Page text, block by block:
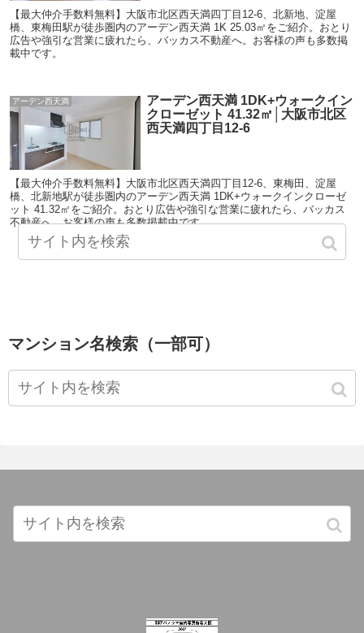
【最大仲介手数料無料】大阪市北区西天満四丁目12-6、北新地、淀屋
橋、東梅田駅が徒歩圏内のアーデン西天満 1K 25.03㎡をご紹介。おとり
広告や強引な営業に疲れたら、バッカス不動産へ。お客様の声も多数掲
載中です。
アーデン西天満
アーデン西天満 1DK+ウォークイン
クローゼット 41.32㎡│大阪市北区
西天満四丁目12-6
【最大仲介手数料無料】大阪市北区西天満四丁目12-6、東梅田、淀屋
橋、北新地駅が徒歩圏内のアーデン西天満 1DK+ウォークインクローゼ
ット 41.32㎡をご紹介。おとり広告や強引な営業に疲れたら、バッカス
不動産へ。お客様の声も多数掲載中です。
マンション名検索（一部可）